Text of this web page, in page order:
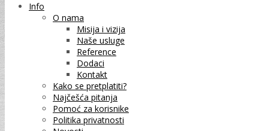
Info
O nama
Misija i vizija
Naše usluge
Reference
Dodaci
Kontakt
Kako se pretplatiti?
Najčešća pitanja
Pomoć za korisnike
Politika privatnosti